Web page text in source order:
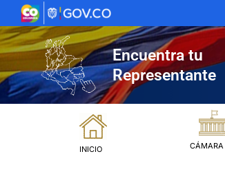
al
contenido
Encuentra tu
Representante
INICIO CÁMARA